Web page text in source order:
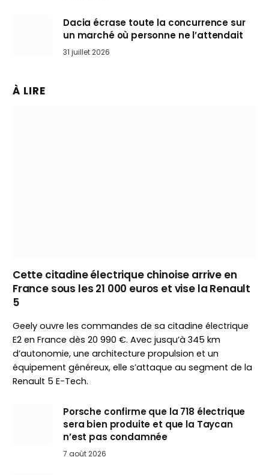
Dacia écrase toute la concurrence sur
un marché où personne ne l’attendait
31 juillet 2026
À LIRE
Cette citadine électrique chinoise arrive en
France sous les 21 000 euros et vise la Renault
5
Geely ouvre les commandes de sa citadine électrique
E2 en France dès 20 990 €. Avec jusqu’à 345 km
d’autonomie, une architecture propulsion et un
équipement généreux, elle s’attaque au segment de la
Renault 5 E-Tech.
Porsche confirme que la 718 électrique
sera bien produite et que la Taycan
n’est pas condamnée
7 août 2026